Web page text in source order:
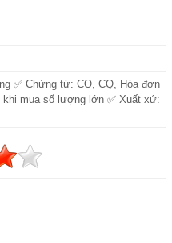
✅ Chứng từ: CO, CQ, Hóa đơn
khi mua số lượng lớn ✅ Xuất xứ: